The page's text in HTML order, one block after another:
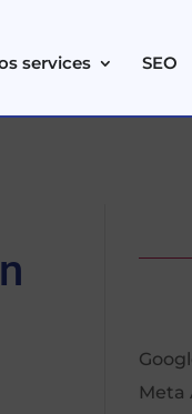
services SEO
Meta